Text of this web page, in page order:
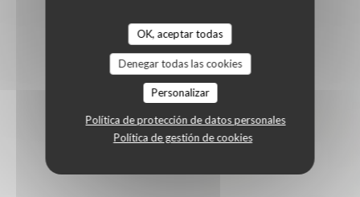
OK, aceptar todas
Denegar todas las cookies
Personalizar
Política de protección de datos personales
Política de gestión de cookies